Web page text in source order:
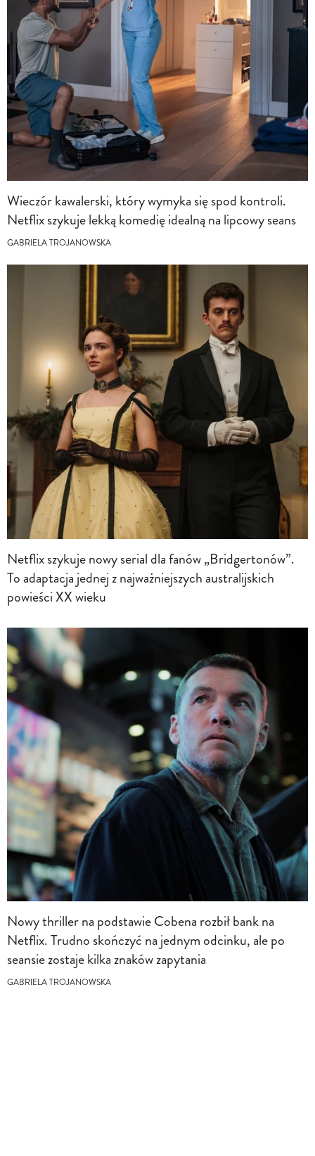
Wieczór kawalerski, który wymyka się spod kontroli.
Netflix szykuje lekką komedię idealną na lipcowy seans
GABRIELA TROJANOWSKA
Netflix szykuje nowy serial dla fanów „Bridgertonów”.
To adaptacja jednej z najważniejszych australijskich
powieści XX wieku
Nowy thriller na podstawie Cobena rozbił bank na
Netflix. Trudno skończyć na jednym odcinku, ale po
seansie zostaje kilka znaków zapytania
GABRIELA TROJANOWSKA